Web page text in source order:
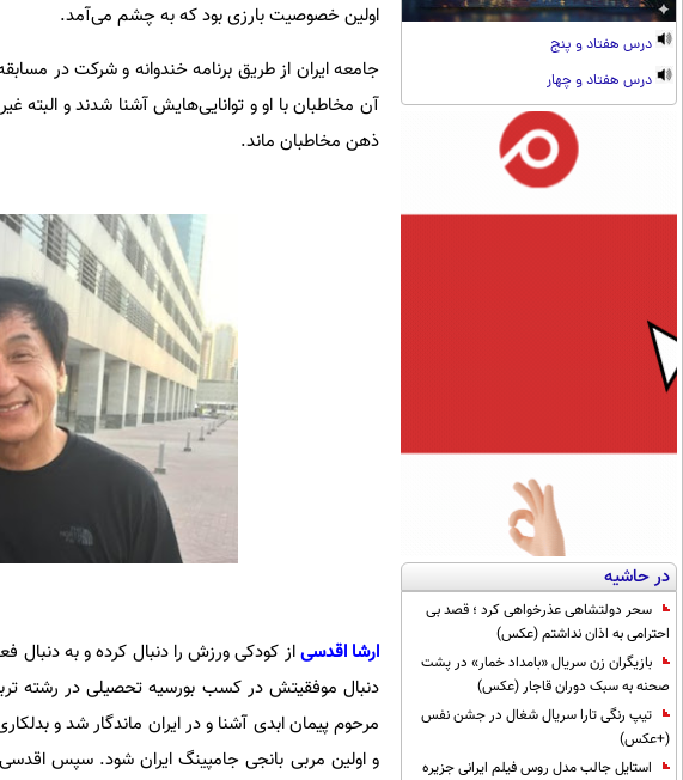
درس هفتاد و پنج
درس هفتاد و چهار
در حاشیه
سحر دولتشاهی عذرخواهی کرد ؛ قصد بی
احترامی به اذان نداشتم (عکس)
بازیگران زن سریال «بامداد خمار» در پشت
صحنه به سبک دوران قاجار (عکس)
تیپ رنگی تارا سریال شغال در جشن نفس
(+عکس)
استایل جالب مدل روس فیلم ایرانی جزیره
اولین خصوصیت بارزی بود که به چشم می‌آمد.
جامعه ایران از طریق برنامه خندوانه و شرکت در
آن مخاطبان با او و توانایی‌هایش آشنا شدند و البته
ذهن مخاطبان ماند.
ارشا اقدسی
دنبال موفقیتش در کسب بورسیه تحصیلی در رشته
مرحوم پیمان ابدی آشنا و در ایران ماندگار شد و